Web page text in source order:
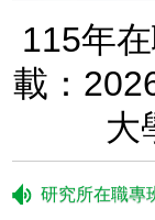
115年
載：
大
研究所在職專